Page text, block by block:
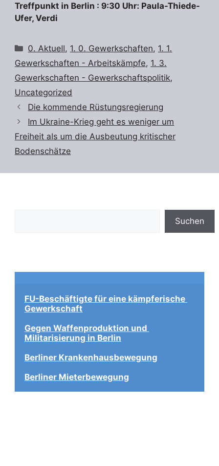
Treffpunkt in Berlin : 9:30 Uhr: Paula-Thiede-
Ufer, Verdi
Kategorien
0. Aktuell, 1. 0. Gewerkschaften, 1. 1.
Gewerkschaften - Arbeitskämpfe, 1. 3.
Gewerkschaften - Gewerkschaftspolitik,
Uncategorized
Die kommende Rüstungsregierung
Im Ukraine-Krieg geht es weniger um
Freiheit als um die Ausbeutung kritischer
Bodenschätze
Suchen
FU-Beschäftigte für eine kämpferische
Gewerkschaft
Gegen Waffenproduktion und
Militarisierung in Berlin
Berliner Krankenhausbewegung
Berliner Mieterbewegung